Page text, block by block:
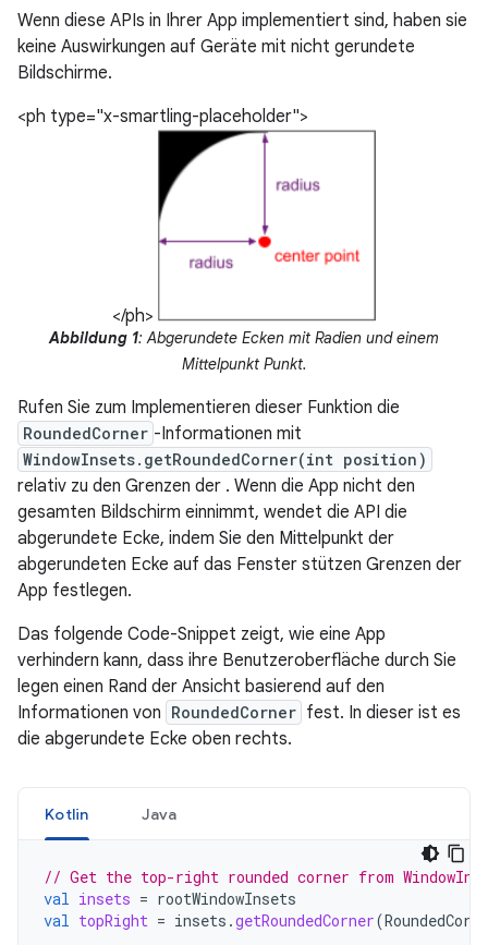
Wenn diese APIs in Ihrer App implementiert sind, haben sie
keine Auswirkungen auf Geräte mit nicht gerundete
Bildschirme.
<ph type="x-smartling-placeholder">
</ph>
Abbildung 1: Abgerundete Ecken mit Radien und einem
Mittelpunkt Punkt.
Rufen Sie zum Implementieren dieser Funktion die
RoundedCorner -Informationen mit
WindowInsets.getRoundedCorner(int position)
relativ zu den Grenzen der . Wenn die App nicht den
gesamten Bildschirm einnimmt, wendet die API die
abgerundete Ecke, indem Sie den Mittelpunkt der
abgerundeten Ecke auf das Fenster stützen Grenzen der
App festlegen.
Das folgende Code-Snippet zeigt, wie eine App
verhindern kann, dass ihre Benutzeroberfläche durch Sie
legen einen Rand der Ansicht basierend auf den
Informationen von RoundedCorner fest. In dieser ist es
die abgerundete Ecke oben rechts.
Kotlin Java
// Get the top-right rounded corner from
val insets = rootWindowInsets
val topRight = insets .getRoundedCorner(